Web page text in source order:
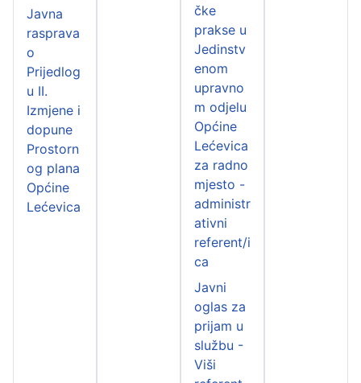
Javna
rasprava
o
Prijedlog
u II.
Izmjene i
dopune
Prostorn
og plana
Općine
Lećevica
čke
prakse u
Jedinstv
enom
upravno
m odjelu
Općine
Lećevica
za radno
mjesto -
administr
ativni
referent/i
ca
Javni
oglas za
prijam u
službu -
Viši